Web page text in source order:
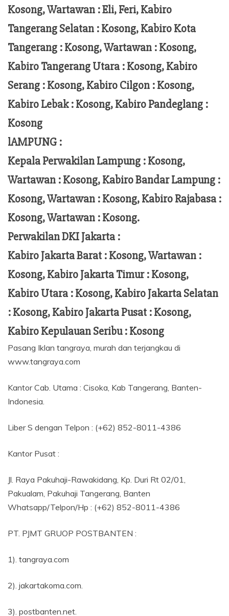
Kosong,Wartawan :Eli, Feri, Kabiro
Tangerang Selatan : Kosong, Kabiro Kota
Tangerang :Kosong, Wartawan : Kosong,
Kabiro Tangerang Utara : Kosong, Kabiro
Serang : Kosong, Kabiro Cilgon : Kosong,
Kabiro Lebak : Kosong, Kabiro Pandeglang :
Kosong
lAMPUNG :
Kepala Perwakilan Lampung :Kosong,
Wartawan : Kosong, Kabiro Bandar Lampung :
Kosong, Wartawan : Kosong, Kabiro Rajabasa :
Kosong, Wartawan : Kosong.
Perwakilan DKI Jakarta :
Kabiro Jakarta Barat : Kosong, Wartawan :
Kosong, Kabiro Jakarta Timur : Kosong,
Kabiro Utara : Kosong, Kabiro Jakarta Selatan
: Kosong, Kabiro Jakarta Pusat : Kosong,
Kabiro Kepulauan Seribu : Kosong
Pasang Iklan tangraya, murah dan terjangkau di
www.tangraya.com
Kantor Cab. Utama : Cisoka, Kab Tangerang, Banten-
Indonesia.
Liber S dengan Telpon : (+62) 852-8011-4386
Kantor Pusat :
Jl. Raya Pakuhaji-Rawakidang, Kp. Duri Rt 02/01,
Pakualam, Pakuhaji Tangerang, Banten
Whatsapp/Telpon/Hp : (+62) 852-8011-4386
PT. PJMT GRUOP POSTBANTEN :
1). tangraya.com
2). jakartakoma.com.
3). postbanten.net.